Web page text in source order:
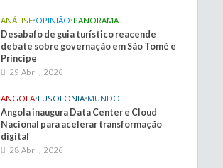
ANÁLISE•OPINIÃO•PANORAMA
Desabafo de guia turístico reacende
debate sobre governação em São Tomé e
Príncipe
29 Abril, 2026
ANGOLA•LUSOFONIA•MUNDO
Angola inaugura Data Center e Cloud
Nacional para acelerar transformação
digital
28 Abril, 2026